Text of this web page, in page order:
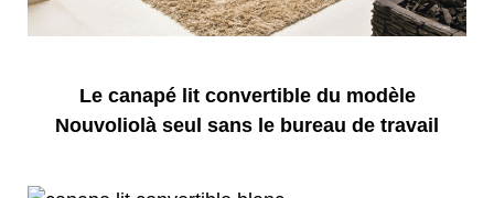
Le canapé lit convertible du modèle
Nouvoliolà seul sans le bureau de travail